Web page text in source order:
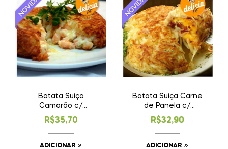
Batata Suíça
Camarão c/
Requeijão ★
Premium
R$35,70
ADICIONAR
Batata Suíça Carne
de Panela c/
Cheddar
R$32,90
ADICIONAR